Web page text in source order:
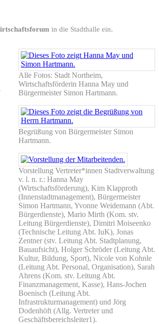
in die Stadthalle ein.
Alle Fotos: Stadt Northeim,
Wirtschaftsförderin Hanna May und
Bürgermeister Simon Hartmann.
Begrüßung von Bürgermeister Simon
Hartmann.
Vorstellung Vertreter*innen Stadtverwaltung
v. l. n. r.: Hanna May
(Wirtschaftsförderung), Kim Klapproth
(Innenstadtmanagement), Bürgermeister
Simon Hartmann, Yvonne Weidemann (Abt.
Bürgerdienste), Mario Mirth (Kom. stv.
Leitung Bürgerdienste), Dimitri Moiseenko
(Technische Leitung Abt. IuK), Jonas
Zentner (stv. Leitung Abt. Stadtplanung,
Bauaufsicht), Holger Schröder (Leitung Abt.
Kultur, Bildung, Sport), Nicole von Kohnle
(Leitung Abt. Personal, Organisation), Sarah
Ahrens (Kom. stv. Leitung Abt.
Finanzmanagement, Kasse), Hans-Jochen
Boenisch (Leitung Abt.
Infrastrukturmanagement) und Jörg
Dodenhöft (Allg. Vertreter und
Geschäftsbereichsleiter1).